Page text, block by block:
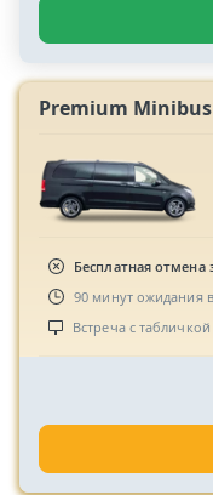
Premium
Бесплатная отмена
90 минут ожидания
Встреча с табличкой